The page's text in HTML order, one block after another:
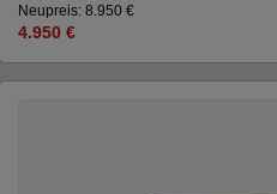
Neupreis: 8.950 €
4.950 €